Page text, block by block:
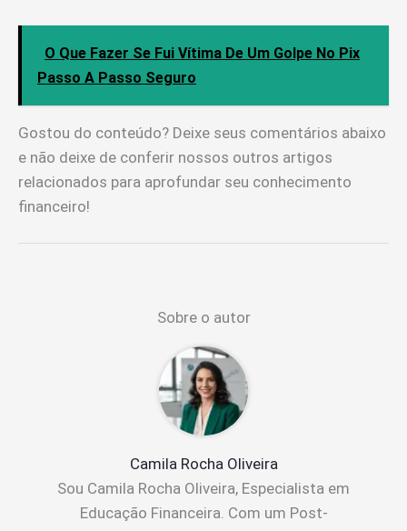
O Que Fazer Se Fui Vítima De Um Golpe No Pix
Passo A Passo Seguro
Gostou do conteúdo? Deixe seus comentários abaixo
e não deixe de conferir nossos outros artigos
relacionados para aprofundar seu conhecimento
financeiro!
Sobre o autor
Camila Rocha Oliveira
Sou Camila Rocha Oliveira, Especialista em
Educação Financeira. Com um Post-